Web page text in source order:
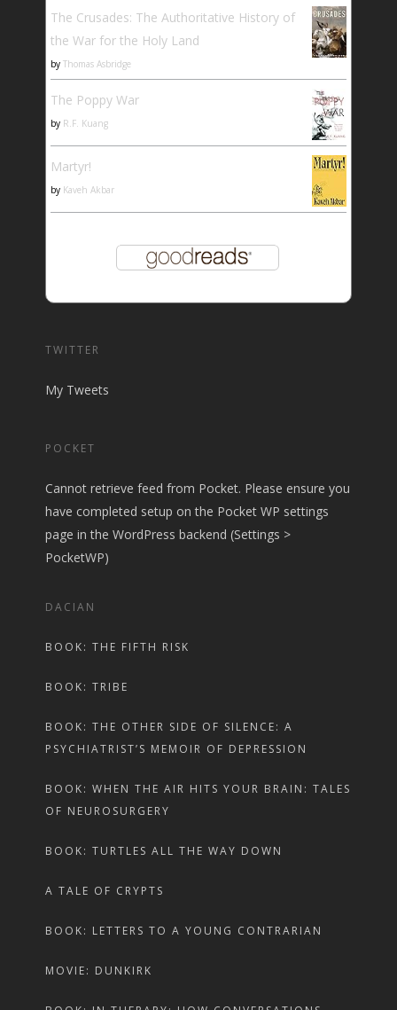
The Crusades: The Authoritative History of
the War for the Holy Land
by Thomas Asbridge
The Poppy War
by R.F. Kuang
Martyr!
by Kaveh Akbar
TWITTER
My Tweets
POCKET
Cannot retrieve feed from Pocket. Please ensure you
have completed setup on the Pocket WP settings
page in the WordPress backend (Settings >
PocketWP)
DACIAN
BOOK: THE FIFTH RISK
BOOK: TRIBE
BOOK: THE OTHER SIDE OF SILENCE: A
PSYCHIATRIST’S MEMOIR OF DEPRESSION
BOOK: WHEN THE AIR HITS YOUR BRAIN: TALES
OF NEUROSURGERY
BOOK: TURTLES ALL THE WAY DOWN
A TALE OF CRYPTS
BOOK: LETTERS TO A YOUNG CONTRARIAN
MOVIE: DUNKIRK